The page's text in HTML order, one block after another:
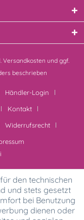
Versandkosten und ggf.
beschrieben
Händler-Login
Kontakt
Widerrufsrecht
den technischen
und stets gesetzt
bei Benutzung
dienen oder